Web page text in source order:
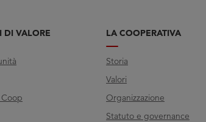
DI VALORE LA COOPERATIVA
Storia
Valori
Organizzazione
Statuto e governance